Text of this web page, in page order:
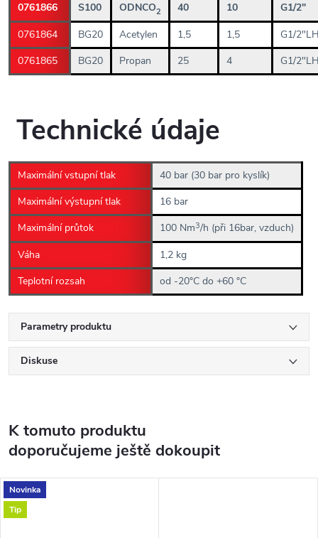
0761866
S100 ODNCO2 40 10
G1/2"
0761864
BG20 Acetylen 1,5 1,5
G1/
0761865
BG20 Propan 25 4 G1/
Technické údaje
Maximální vstupní tlak
40 bar (30 bar pro kyslík)
Maximální výstupní tlak
16 bar
Maximální průtok
100 Nm3/h (při 16bar, vzduch)
Váha
1,2 kg
Teplotní rozsah
od -20°C do +60 °C
Parametry produktu
Diskuse
K tomuto produktu
doporučujeme ještě dokoupit
Novinka
Tip